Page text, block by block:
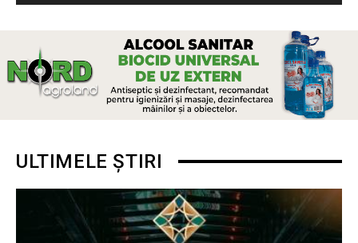
ULTIMELE ȘTIRI